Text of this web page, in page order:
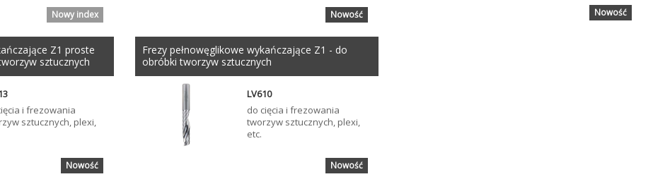
Nowy index Nowość Nowość
Z1 proste
sztucznych
i frezowania
sztucznych, plexi,
Nowość
Frezy pełnowęglikowe wykańczające Z1 - do
obróbki tworzyw sztucznych
LV610
do cięcia i frezowania
tworzyw sztucznych, plexi,
etc.
Nowość